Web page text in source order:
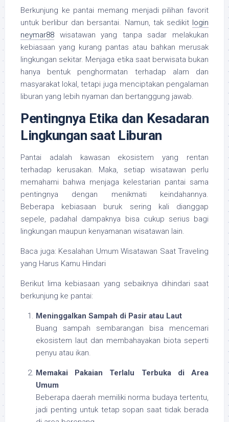
Berkunjung ke pantai memang menjadi pilihan favorit
untuk berlibur dan bersantai. Namun, tak sedikit login
neymar88 wisatawan yang tanpa sadar melakukan
kebiasaan yang kurang pantas atau bahkan merusak
lingkungan sekitar. Menjaga etika saat berwisata bukan
hanya bentuk penghormatan terhadap alam dan
masyarakat lokal, tetapi juga menciptakan pengalaman
liburan yang lebih nyaman dan bertanggung jawab.
Pentingnya Etika dan Kesadaran
Lingkungan saat Liburan
Pantai adalah kawasan ekosistem yang rentan
terhadap kerusakan. Maka, setiap wisatawan perlu
memahami bahwa menjaga kelestarian pantai sama
pentingnya dengan menikmati keindahannya.
Beberapa kebiasaan buruk sering kali dianggap
sepele, padahal dampaknya bisa cukup serius bagi
lingkungan maupun kenyamanan wisatawan lain.
Baca juga: Kesalahan Umum Wisatawan Saat Traveling
yang Harus Kamu Hindari
Berikut lima kebiasaan yang sebaiknya dihindari saat
berkunjung ke pantai:
Meninggalkan Sampah di Pasir atau Laut
Buang sampah sembarangan bisa mencemari
ekosistem laut dan membahayakan biota seperti
penyu atau ikan.
Memakai Pakaian Terlalu Terbuka di Area
Umum
Beberapa daerah memiliki norma budaya tertentu,
jadi penting untuk tetap sopan saat tidak berada